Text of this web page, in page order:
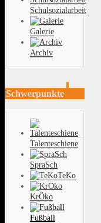
Schulsozialarbeit
Galerie
Archiv
Schwerpunkte
Talenteschiene
SpraSch
TeKo
KrÖko
Fußball